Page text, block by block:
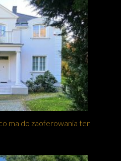
ma do zaoferowania ten